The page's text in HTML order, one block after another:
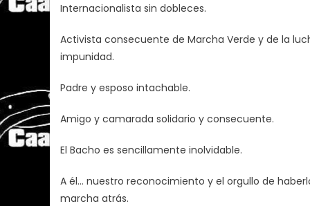
Internacionalista sin dobleces.
Activista consecuente de Marcha Verde y de la
impunidad.
Padre y esposo intachable.
Amigo y camarada solidario y consecuente.
El Bacho es sencillamente inolvidable.
A él… nuestro reconocimiento y el orgullo de
marcha atrás.